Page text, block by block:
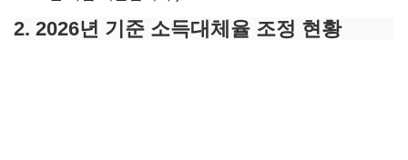
2. 2026년 기준 소득대체율 조정 현황